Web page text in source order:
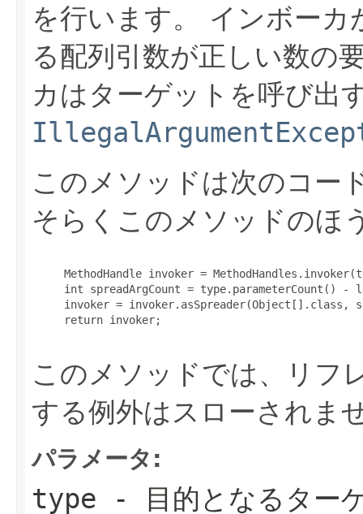
を行います。
インボーカ
る配列引数が正しい数の
カはターゲットを呼び出
このメソッドは次のコー
そらくこのメソッドのほ
MethodHandle invoker =
int spreadArgCount = type.parameterCount() -
invoker = invoker.asSpreader(Object[].class,
return invoker;
このメソッドでは、リフ
する例外はスローされま
パラメータ:
type - 目的となるター